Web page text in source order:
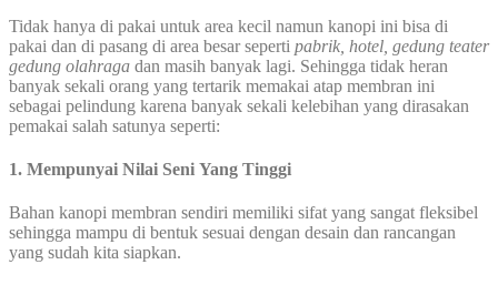
Tidak hanya di pakai untuk area kecil namun kanopi ini bisa di
pakai dan di pasang di area besar seperti pabrik, hotel, gedung teater
gedung olahraga dan masih banyak lagi. Sehingga tidak heran
banyak sekali orang yang tertarik memakai atap membran ini
sebagai pelindung karena banyak sekali kelebihan yang dirasakan
pemakai salah satunya seperti:
1. Mempunyai Nilai Seni Yang Tinggi
Bahan kanopi membran sendiri memiliki sifat yang sangat fleksibel
sehingga mampu di bentuk sesuai dengan desain dan rancangan
yang sudah kita siapkan.